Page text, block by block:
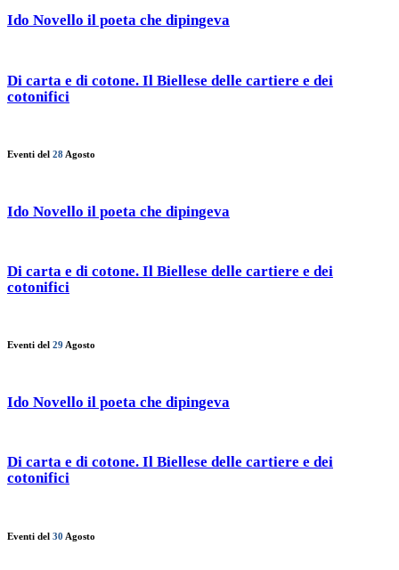
Ido Novello il poeta che dipingeva
Di carta e di cotone. Il Biellese delle cartiere e dei
cotonifici
Eventi del 28 Agosto
Ido Novello il poeta che dipingeva
Di carta e di cotone. Il Biellese delle cartiere e dei
cotonifici
Eventi del 29 Agosto
Ido Novello il poeta che dipingeva
Di carta e di cotone. Il Biellese delle cartiere e dei
cotonifici
Eventi del 30 Agosto